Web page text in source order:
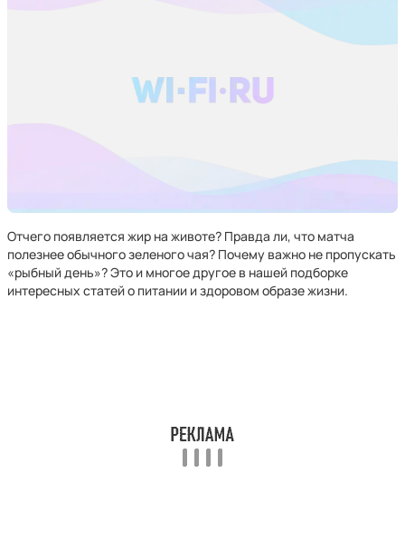
Отчего появляется жир на животе? Правда ли, что матча
полезнее обычного зеленого чая? Почему важно не пропускать
«рыбный день»? Это и многое другое в нашей подборке
интересных статей о питании и здоровом образе жизни.